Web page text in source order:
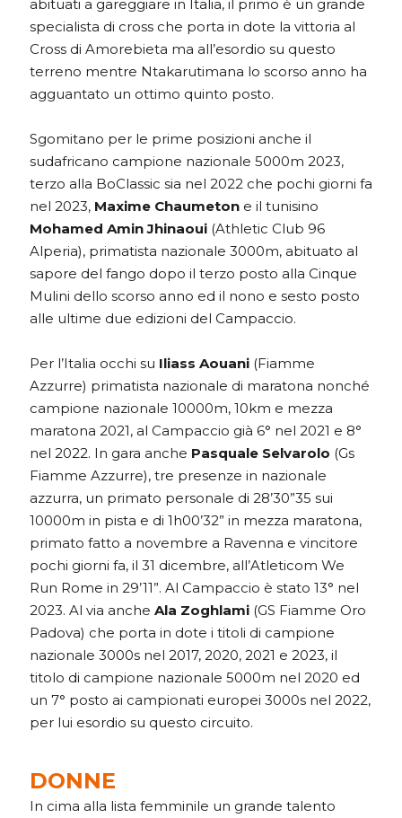
abituati a gareggiare in Italia, il primo è un grande
specialista di cross che porta in dote la vittoria al
Cross di Amorebieta ma all’esordio su questo
terreno mentre Ntakarutimana lo scorso anno ha
agguantato un ottimo quinto posto.
Sgomitano per le prime posizioni anche il
sudafricano campione nazionale 5000m 2023,
terzo alla BoClassic sia nel 2022 che pochi giorni fa
nel 2023, Maxime Chaumeton e il tunisino
Mohamed Amin Jhinaoui (Athletic Club 96
Alperia), primatista nazionale 3000m, abituato al
sapore del fango dopo il terzo posto alla Cinque
Mulini dello scorso anno ed il nono e sesto posto
alle ultime due edizioni del Campaccio.
Per l’Italia occhi su Iliass Aouani (Fiamme
Azzurre) primatista nazionale di maratona nonché
campione nazionale 10000m, 10km e mezza
maratona 2021, al Campaccio già 6° nel 2021 e 8°
nel 2022. In gara anche Pasquale Selvarolo (Gs
Fiamme Azzurre), tre presenze in nazionale
azzurra, un primato personale di 28’30”35 sui
10000m in pista e di 1h00’32” in mezza maratona,
primato fatto a novembre a Ravenna e vincitore
pochi giorni fa, il 31 dicembre, all’Atleticom We
Run Rome in 29’11”. Al Campaccio è stato 13° nel
2023. Al via anche Ala Zoghlami (GS Fiamme Oro
Padova) che porta in dote i titoli di campione
nazionale 3000s nel 2017, 2020, 2021 e 2023, il
titolo di campione nazionale 5000m nel 2020 ed
un 7° posto ai campionati europei 3000s nel 2022,
per lui esordio su questo circuito.
DONNE
In cima alla lista femminile un grande talento